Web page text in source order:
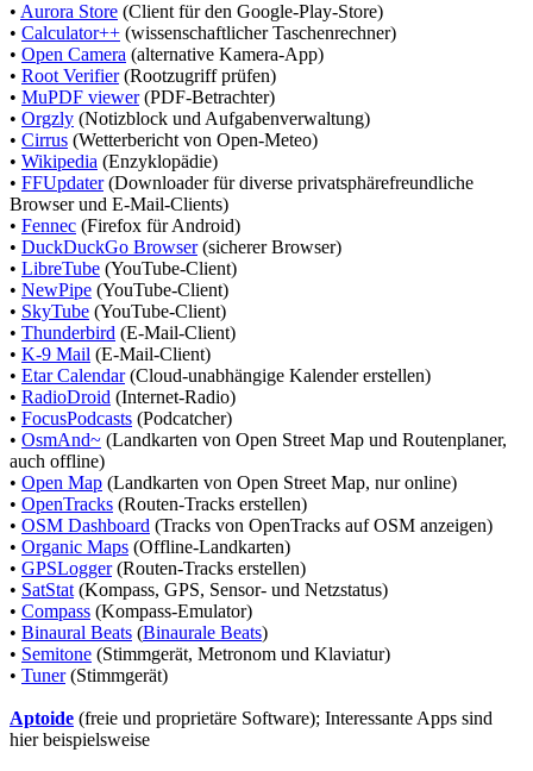
• Aurora Store (Client für den Google-Play-Store)
• Calculator++ (wissenschaftlicher Taschenrechner)
• Open Camera (alternative Kamera-App)
• Root Verifier(Rootzugriff prüfen)
• MuPDF viewer(PDF-Betrachter)
• Orgzly (Notizblock und Aufgabenverwaltung)
• Cirrus (Wetterbericht von Open-Meteo)
• Wikipedia (Enzyklopädie)
• FFUpdater(Downloader für diverse privatsphärefreundliche
Browser und E-Mail-Clients)
• Fennec (Firefox für Android)
• DuckDuckGo Browser(sicherer Browser)
• LibreTube (YouTube-Client)
• NewPipe (YouTube-Client)
• SkyTube (YouTube-Client)
• Thunderbird (E-Mail-Client)
• K-9 Mail (E-Mail-Client)
• Etar Calendar(Cloud-unabhängige Kalender erstellen)
• RadioDroid (Internet-Radio)
• FocusPodcasts (Podcatcher)
• OsmAnd~ (Landkarten von Open Street Map und Routenplaner,
auch offline)
• Open Map (Landkarten von Open Street Map, nur online)
• OpenTracks (Routen-Tracks erstellen)
• OSM Dashboard (Tracks von OpenTracks auf OSM anzeigen)
• Organic Maps (Offline-Landkarten)
• GPSLogger(Routen-Tracks erstellen)
• SatStat (Kompass, GPS, Sensor- und Netzstatus)
• Compass (Kompass-Emulator)
• Binaural Beats (Binaurale Beats)
• Semitone (Stimmgerät, Metronom und Klaviatur)
• Tuner(Stimmgerät)
Aptoide (freie und proprietäre Software); Interessante Apps sind
hier beispielsweise